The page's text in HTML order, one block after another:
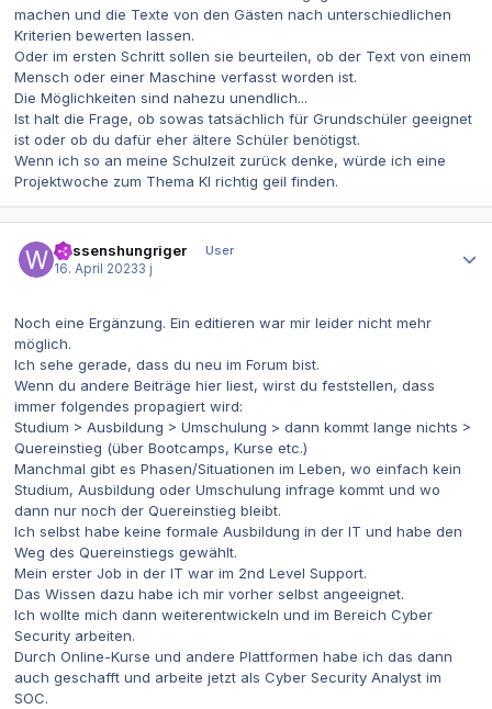
machen und die Texte von den Gästen nach unterschiedlichen
Kriterien bewerten lassen.
Oder im ersten Schritt sollen sie beurteilen, ob der Text von einem
Mensch oder einer Maschine verfasst worden ist.
Die Möglichkeiten sind nahezu unendlich...
Ist halt die Frage, ob sowas tatsächlich für Grundschüler geeignet
ist oder ob du dafür eher ältere Schüler benötigst.
Wenn ich so an meine Schulzeit zurück denke, würde ich eine
Projektwoche zum Thema KI richtig geil finden.
Wissenshungriger
User
16. April 20233 j
Noch eine Ergänzung. Ein editieren war mir leider nicht mehr
möglich.
Ich sehe gerade, dass du neu im Forum bist.
Wenn du andere Beiträge hier liest, wirst du feststellen, dass
immer folgendes propagiert wird:
Studium > Ausbildung > Umschulung > dann kommt lange nichts >
Quereinstieg (über Bootcamps, Kurse etc.)
Manchmal gibt es Phasen/Situationen im Leben, wo einfach kein
Studium, Ausbildung oder Umschulung infrage kommt und wo
dann nur noch der Quereinstieg bleibt.
Ich selbst habe keine formale Ausbildung in der IT und habe den
Weg des Quereinstiegs gewählt.
Mein erster Job in der IT war im 2nd Level Support.
Das Wissen dazu habe ich mir vorher selbst angeeignet.
Ich wollte mich dann weiterentwickeln und im Bereich Cyber
Security arbeiten.
Durch Online-Kurse und andere Plattformen habe ich das dann
auch geschafft und arbeite jetzt als Cyber Security Analyst im
SOC.